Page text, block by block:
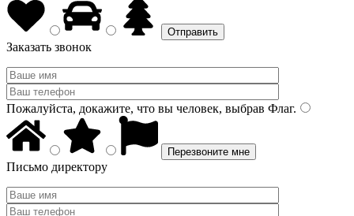
Заказать звонок
Пожалуйста, докажите, что вы человек, выбрав Флаг.
Письмо директору